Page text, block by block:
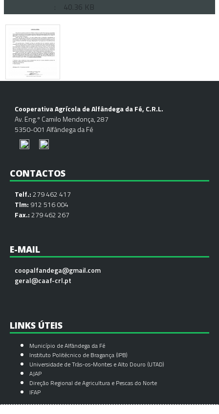
40.36 KB
Cooperativa Agrícola de Alfândega da Fé, C.R.L.
Av. Eng.º Camilo Mendonça, 287
5350-001 Alfândega da Fé
CONTACTOS
Telf.:279 462 417
Tlm: 912 516 004
Fax.:279 462 267
E-MAIL
coopalfandega@gmail.com
geral@caaf-crl.pt
LINKS ÚTEIS
Município de Alfândega da Fé
Instituto Politécnico de Bragança (IPB)
Universidade de Trás-os-Montes e Alto Douro (UTAD)
AJAP
Direção Regional de Agricultura e Pescas do Norte
IFAP